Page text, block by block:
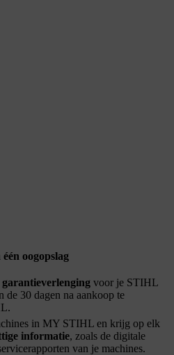
oogopslag
voor je STIHL
de 30 dagen na aankoop te
in MY STIHL en krijg op elk
informatie, zoals de digitale
van je machines.